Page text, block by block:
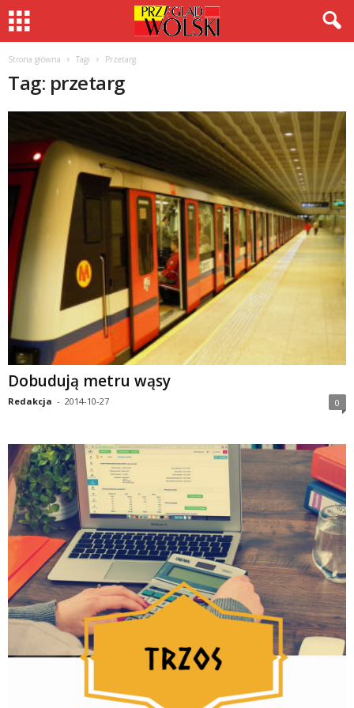
Strona główna Tagi Przetarg
Tag: przetarg
Dobudują metru wąsy
Redakcja - 2014-10-27 0